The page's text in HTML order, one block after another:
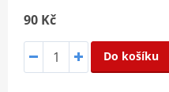
90 Kč
Do košíku